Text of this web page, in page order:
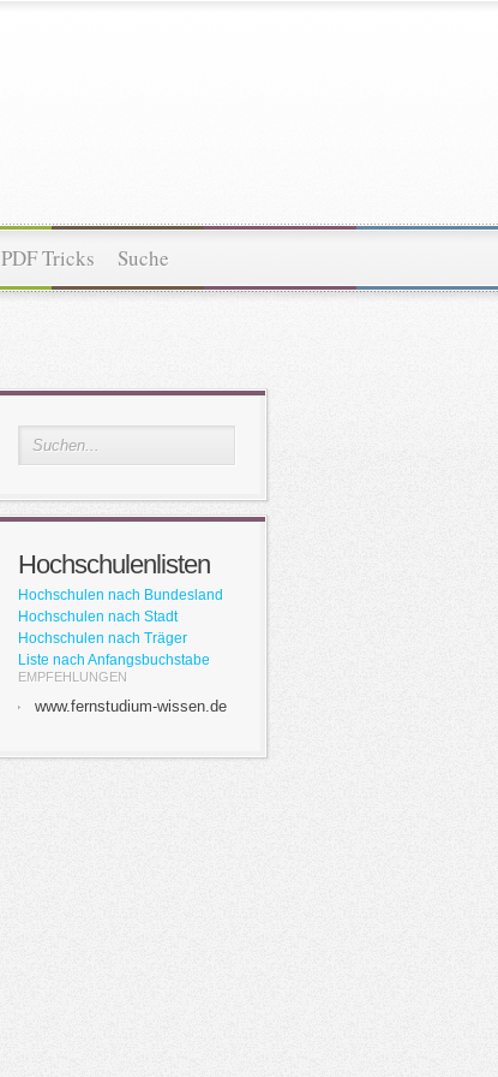
PDF Tricks Suche
Hochschulenlisten
Hochschulen nach Bundesland
Hochschulen nach Stadt
Hochschulen nach Träger
Liste nach Anfangsbuchstabe
EMPFEHLUNGEN
www.fernstudium-wissen.de